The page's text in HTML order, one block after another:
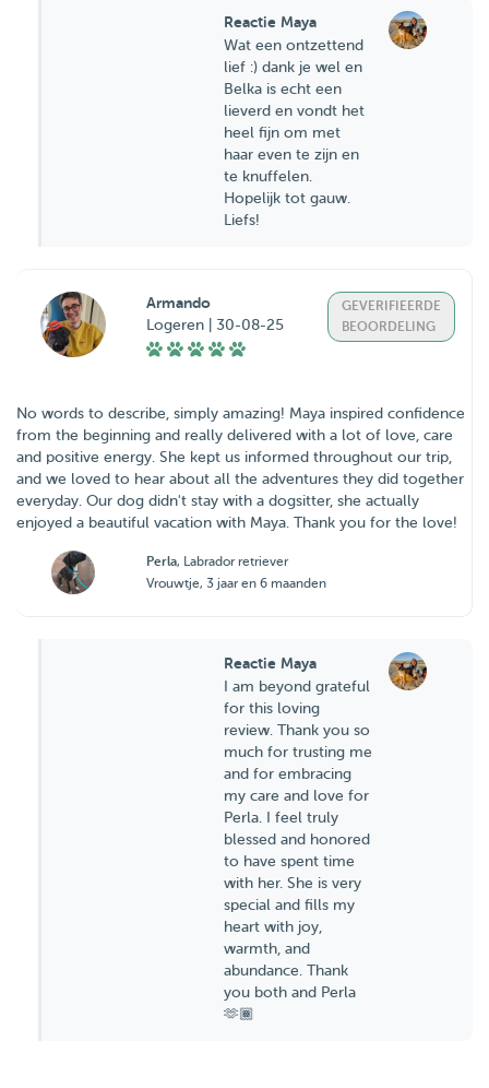
Reactie Maya
Wat een ontzettend
lief :) dank je wel en
Belka is echt een
lieverd en vondt het
heel fijn om met
haar even te zijn en
te knuffelen.
Hopelijk tot gauw.
Liefs!
Armando
Logeren | 30-08-25
GEVERIFIEERDE
BEOORDELING
No words to describe, simply amazing! Maya inspired confidence
from the beginning and really delivered with a lot of love, care
and positive energy. She kept us informed throughout our trip,
and we loved to hear about all the adventures they did together
everyday. Our dog didn't stay with a dogsitter, she actually
enjoyed a beautiful vacation with Maya. Thank you for the love!
Perla, Labrador retriever
Vrouwtje, 3 jaar en 6 maanden
Reactie Maya
I am beyond grateful
for this loving
review. Thank you so
much for trusting me
and for embracing
my care and love for
Perla. I feel truly
blessed and honored
to have spent time
with her. She is very
special and fills my
heart with joy,
warmth, and
abundance. Thank
you both and Perla
🫶🏾